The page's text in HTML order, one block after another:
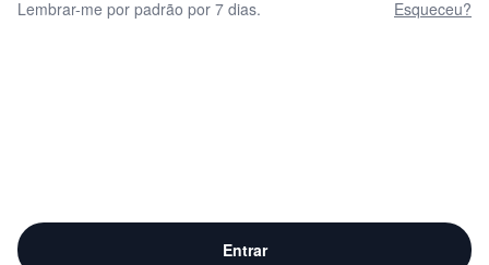
Lembrar-me por padrão por 7 dias. Esqueceu?
Entrar